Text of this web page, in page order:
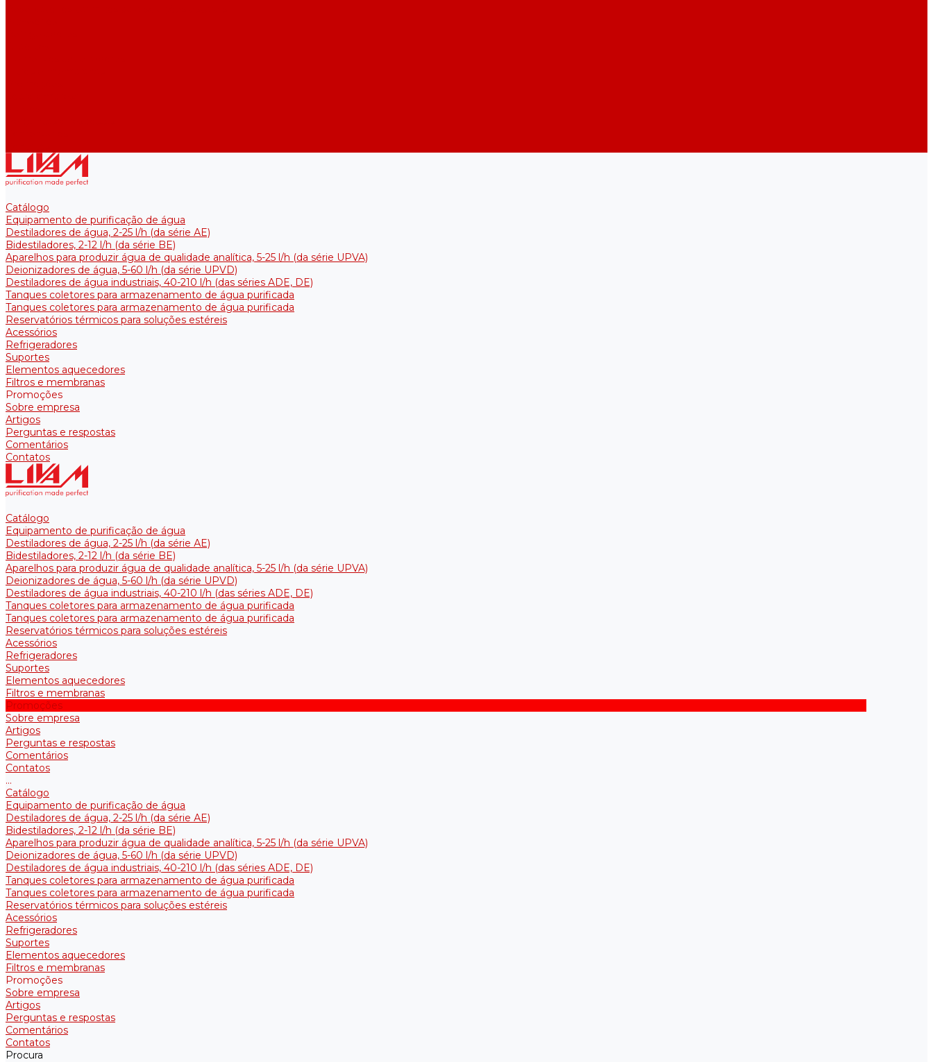
Catálogo
Equipamento de purificação de água
Destiladores de água, 2-25 l/h (da série АE)
Bidestiladores, 2-12 l/h (da série BE)
Aparelhos para produzir água de qualidade analítica, 5-25 l/h (da série UPVA)
Deionizadores de água, 5-60 l/h (da série UPVD)
Destiladores de água industriais, 40-210 l/h (das séries ADE, DE)
Tanques coletores para armazenamento de água purificada
Tanques coletores para armazenamento de água purificada
Reservatórios térmicos para soluções estéreis
Acessórios
Refrigeradores
Suportes
Elementos aquecedores
Filtros e membranas
Promoções
Sobre empresa
Artigos
Perguntas e respostas
Comentários
Contatos
Catálogo
Equipamento de purificação de água
Destiladores de água, 2-25 l/h (da série АE)
Bidestiladores, 2-12 l/h (da série BE)
Aparelhos para produzir água de qualidade analítica, 5-25 l/h (da série UPVA)
Deionizadores de água, 5-60 l/h (da série UPVD)
Destiladores de água industriais, 40-210 l/h (das séries ADE, DE)
Tanques coletores para armazenamento de água purificada
Tanques coletores para armazenamento de água purificada
Reservatórios térmicos para soluções estéreis
Acessórios
Refrigeradores
Suportes
Elementos aquecedores
Filtros e membranas
Promoções
Sobre empresa
Artigos
Perguntas e respostas
Comentários
Contatos
...
Catálogo
Equipamento de purificação de água
Destiladores de água, 2-25 l/h (da série АE)
Bidestiladores, 2-12 l/h (da série BE)
Aparelhos para produzir água de qualidade analítica, 5-25 l/h (da série UPVA)
Deionizadores de água, 5-60 l/h (da série UPVD)
Destiladores de água industriais, 40-210 l/h (das séries ADE, DE)
Tanques coletores para armazenamento de água purificada
Tanques coletores para armazenamento de água purificada
Reservatórios térmicos para soluções estéreis
Acessórios
Refrigeradores
Suportes
Elementos aquecedores
Filtros e membranas
Promoções
Sobre empresa
Artigos
Perguntas e respostas
Comentários
Contatos
Procura